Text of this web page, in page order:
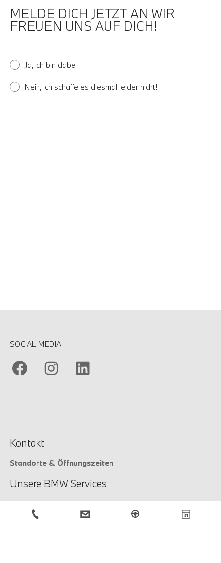
MELDE DICH JETZT AN WIR
FREUEN UNS AUF DICH!
Ja, ich bin dabei!
Nein, ich schaffe es diesmal leider nicht!
SOCIAL MEDIA
Kontakt
Standorte & Öffnungszeiten
Unsere BMW Services
Unsere Services
Service-Anfrage